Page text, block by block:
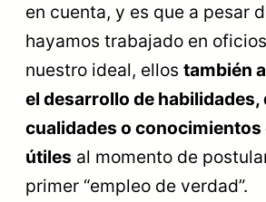
en cuenta, y es que a pesar
hayamos trabajado en
nuestro ideal, ellos también
el desarrollo de habilidades,
cualidades o conocimientos
útiles al momento de
primer “empleo de verdad”.